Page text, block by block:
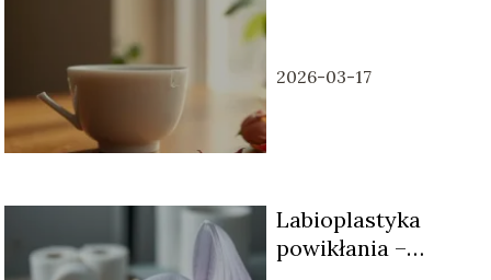
2026-03-17
Labioplastyka
powikłania –